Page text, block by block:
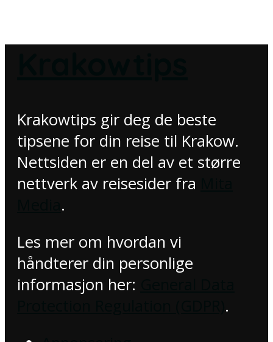
Krakowtips gir deg de beste
tipsene for din reise til Krakow.
Nettsiden er en del av et større
nettverk av reisesider fra
.
Les mer om hvordan vi
håndterer din personlige
informasjon her:
.